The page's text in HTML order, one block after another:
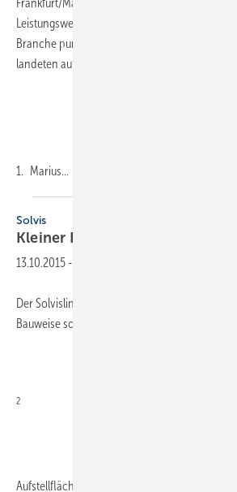
Leistungswettbewerb des deutschen
Branche punkteten in zwei Berufen. Bei den
landeten auf dem Siegertreppchen:
1. Marius...
Solvis
Kleiner Pelletkessel ab 3 kW
13.10.2015 -
Der Solvislino 4 erleichtert die Aufstellung
Bauweise sowie eine geteilte Anlieferung. Mit
2
Aufstellfläche inklusive der Mindestabstände